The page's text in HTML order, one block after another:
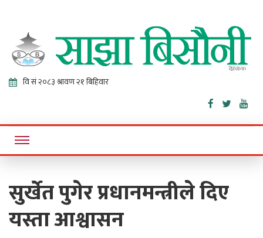
Sajha
Bisaunee
Online News Portal
सुर्खेत पुगेर प्रधानमन्त्रीले दिए
यस्ता आश्वासन